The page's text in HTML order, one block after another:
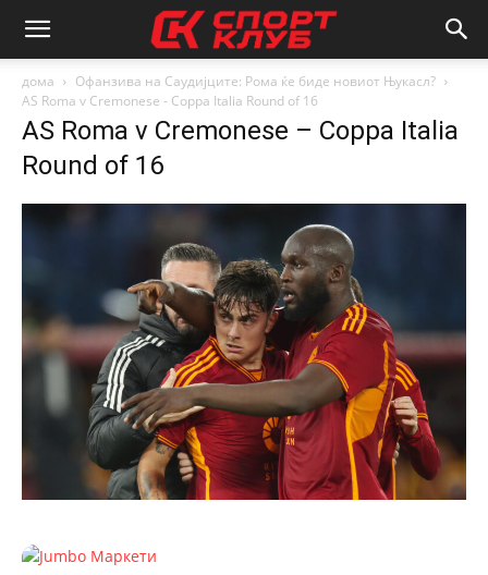
дома
Офанзива на Саудијците: Рома ќе биде новиот Њукасл?
AS Roma v Cremonese - Coppa Italia Round of 16
AS Roma v Cremonese – Coppa Italia
Round of 16